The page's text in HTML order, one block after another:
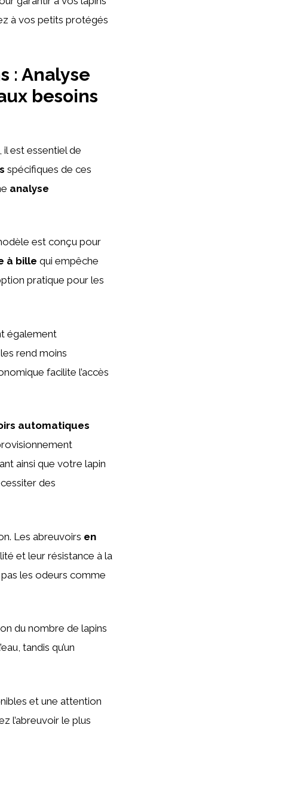
à vos petits protégés
: Analyse
besoins
, il est essentiel de
spécifiques de ces
analyse
est conçu pour
à bille qui empêche
pratique pour les
également
rend moins
facilite l’accès
automatiques
ainsi que votre lapin
des
Les abreuvoirs en
et leur résistance à la
les odeurs comme
du nombre de lapins
tandis qu’un
et une attention
l’abreuvoir le plus